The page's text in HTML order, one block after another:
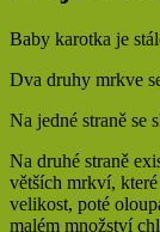
Baby karotka je
Dva druhy mrkve
Na jedné straně se
Na druhé straně
větších mrkví,
velikost, poté
malém množství